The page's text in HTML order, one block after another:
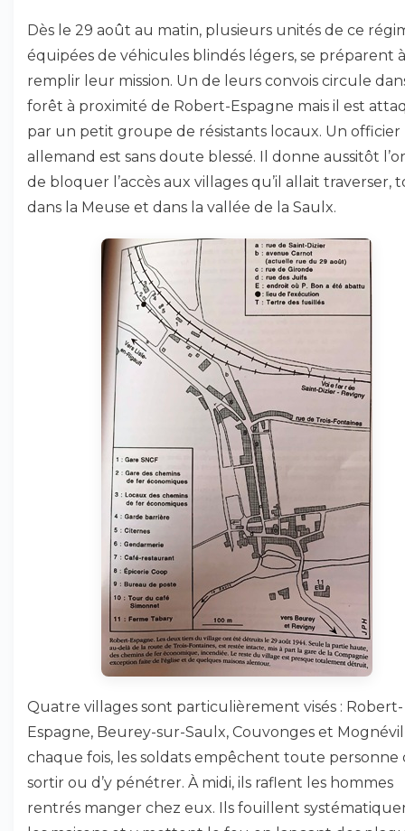
Dès le 29 août au matin, plusieurs unités de ce
équipées de véhicules blindés légers, se préparent à
remplir leur mission. Un de leurs convois circule
forêt à proximité de Robert-Espagne mais il est
par un petit groupe de résistants locaux. Un officier
allemand est sans doute blessé. Il donne aussitôt
de bloquer l’accès aux villages qu’il allait traverser,
dans la Meuse et dans la vallée de la Saulx.
Quatre villages sont particulièrement visés : Robert-
Espagne, Beurey-sur-Saulx, Couvonges et
chaque fois, les soldats empêchent toute personne
sortir ou d’y pénétrer. À midi, ils raflent les hommes
rentrés manger chez eux. Ils fouillent